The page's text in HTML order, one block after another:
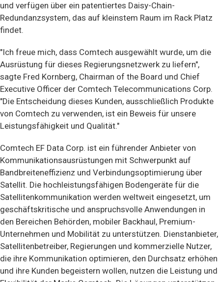
und verfügen über ein patentiertes Daisy-Chain-
Redundanzsystem, das auf kleinstem Raum im Rack Platz
findet.
"Ich freue mich, dass Comtech ausgewählt wurde, um die
Ausrüstung für dieses Regierungsnetzwerk zu liefern",
sagte Fred Kornberg, Chairman of the Board und Chief
Executive Officer der Comtech Telecommunications Corp.
"Die Entscheidung dieses Kunden, ausschließlich Produkte
von Comtech zu verwenden, ist ein Beweis für unsere
Leistungsfähigkeit und Qualität."
Comtech EF Data Corp. ist ein führender Anbieter von
Kommunikationsausrüstungen mit Schwerpunkt auf
Bandbreiteneffizienz und Verbindungsoptimierung über
Satellit. Die hochleistungsfähigen Bodengeräte für die
Satellitenkommunikation werden weltweit eingesetzt, um
geschäftskritische und anspruchsvolle Anwendungen in
den Bereichen Behörden, mobiler Backhaul, Premium-
Unternehmen und Mobilität zu unterstützen. Dienstanbieter,
Satellitenbetreiber, Regierungen und kommerzielle Nutzer,
die ihre Kommunikation optimieren, den Durchsatz erhöhen
und ihre Kunden begeistern wollen, nutzen die Leistung und